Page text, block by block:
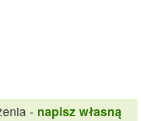
- napisz własną